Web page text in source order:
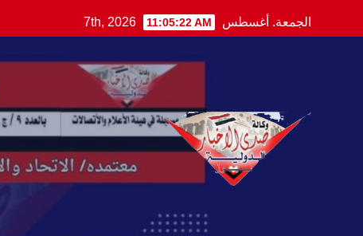
to
الجمعة. أغسطس 7th, 2026 11:05:23 AM